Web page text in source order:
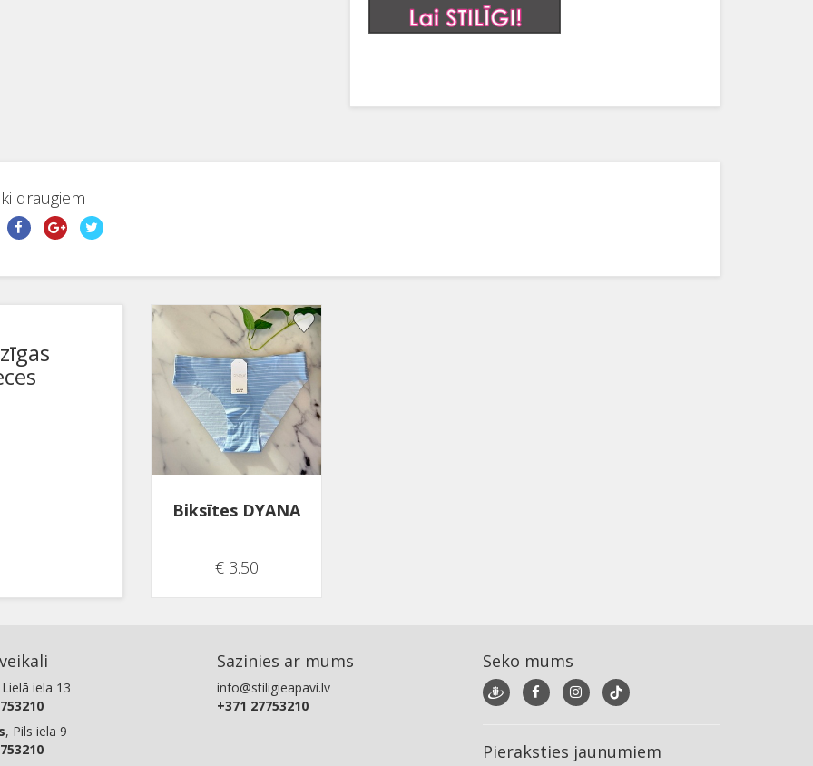
draugiem
Biksītes DYANA
€ 3.50
iela 13
, Pils iela 9
Sazinies ar mums
info@stiligieapavi.lv
+371 27753210
Seko mums
Pieraksties jaunumiem